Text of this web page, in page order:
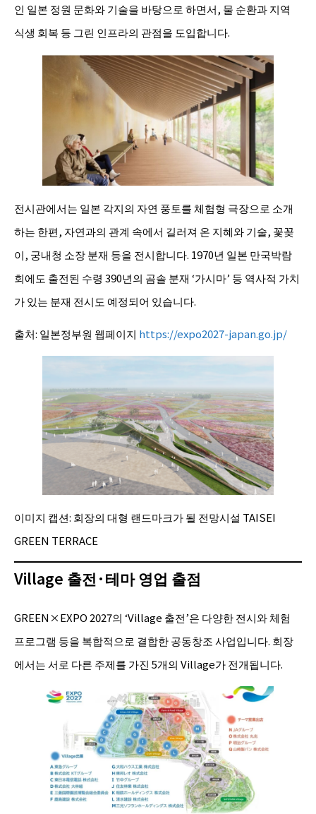
인 일본 정원 문화와 기술을 바탕으로 하면서, 물 순환과 지역
식생 회복 등 그린 인프라의 관점을 도입합니다.
전시관에서는 일본 각지의 자연 풍토를 체험형 극장으로 소개
하는 한편, 자연과의 관계 속에서 길러져 온 지혜와 기술, 꽃꽂
이, 궁내청 소장 분재 등을 전시합니다. 1970년 일본 만국박람
회에도 출전된 수령 390년의 곰솔 분재 ‘가시마’ 등 역사적 가치
가 있는 분재 전시도 예정되어 있습니다.
출처: 일본정부원 웹페이지 https://expo2027-japan.go.jp/
이미지 캡션: 회장의 대형 랜드마크가 될 전망시설 TAISEI
GREEN TERRACE
Village 출전·테마 영업 출점
GREEN×EXPO 2027의 ‘Village 출전’은 다양한 전시와 체험
프로그램 등을 복합적으로 결합한 공동창조 사업입니다. 회장
에서는 서로 다른 주제를 가진 5개의 Village가 전개됩니다.